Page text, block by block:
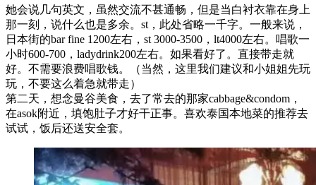
她会说几句英文，虽然交流不甚通畅，但是当白衬衣靠在身上
那一刻，说什么也是多余。st，此处省略一千字。一般来说，
日本街的bar fine 1200左右，st 3000-3500，lt4000左右。唱歌一
小时600-700，ladydrink200左右。如果看好了。直接带走就
好。不需要浪费唱歌钱。（当然，这里我们建议和小姐姐先玩
玩，不要这么着急就带走）
第二天，想念曼谷美食，去了常去的那家cabbage&condom，
在asok附近，填饱肚子才好干正事。喜欢泰国本地菜的推荐去
试试，饭后还送安全套。